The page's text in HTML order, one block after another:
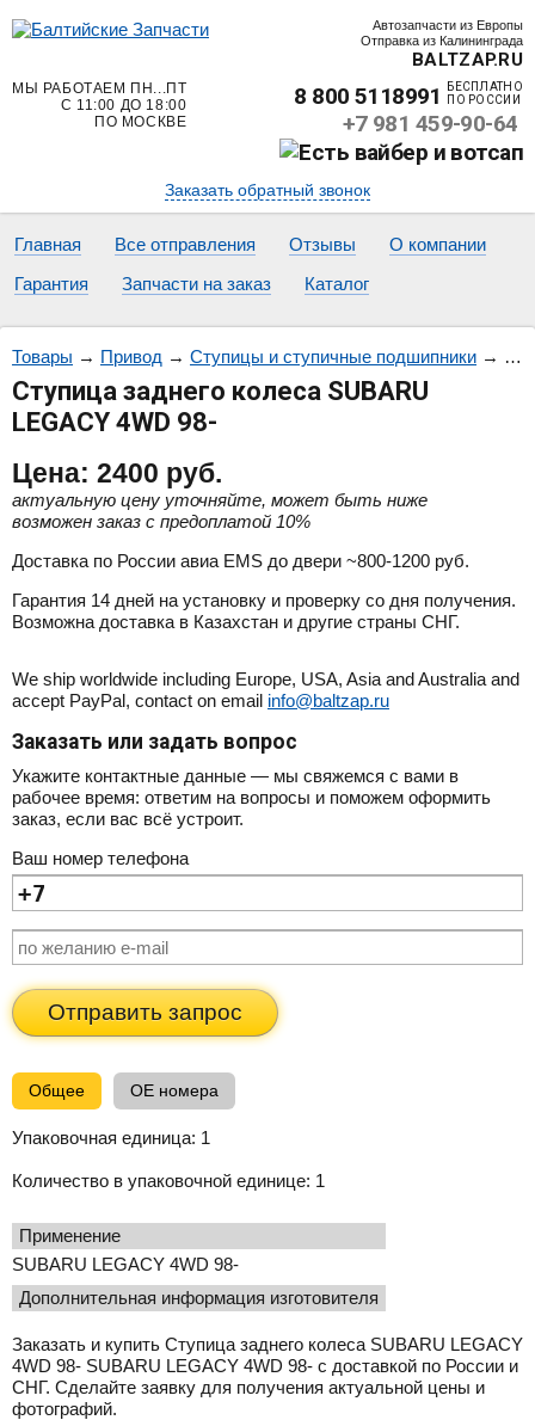
Автозапчасти из Европы
Отправка из Калининграда
BALTZAP.RU
МЫ РАБОТАЕМ ПН...ПТ
С 11:00 ДО 18:00
ПО МОСКВЕ
8 800 5118991
БЕСПЛАТНО
ПО РОССИИ
+7 981 459-90-64
Заказать обратный звонок
Главная Все отправления Отзывы
О компании
Гарантия
Запчасти на заказ Каталог
Товары → Привод → Ступицы и ступичные подшипники →
Ступица заднего колеса SUBARU
LEGACY 4WD 98-
Цена: 2400 руб.
актуальную цену уточняйте, может быть ниже
возможен заказ с предоплатой 10%
Доставка по России авиа EMS до двери ~800-1200 руб.
Гарантия 14 дней на установку и проверку со дня получения.
Возможна доставка в Казахстан и другие страны СНГ.
We ship worldwide including Europe, USA, Asia and Australia and
accept PayPal, contact on email info@baltzap.ru
Заказать или задать вопрос
Укажите контактные данные — мы свяжемся с вами в
рабочее время: ответим на вопросы и поможем оформить
заказ, если вас всё устроит.
Ваш номер телефона
Отправить запрос
Общее OE номера
Упаковочная единица: 1
Количество в упаковочной единице: 1
применение
SUBARU LEGACY 4WD 98-
Дополнительная информация изготовителя
Заказать и купить Ступица заднего колеса SUBARU LEGACY
4WD 98- SUBARU LEGACY 4WD 98- с доставкой по России и
СНГ. Сделайте заявку для получения актуальной цены и
фотографий.